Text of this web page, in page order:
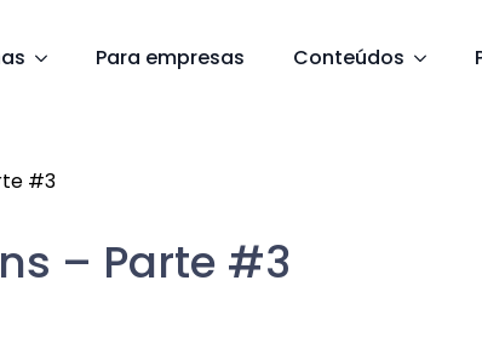
Para empresas Conteúdos
#3
– Parte #3